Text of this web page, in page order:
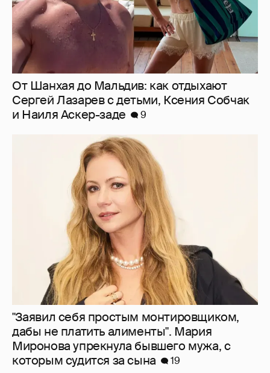
"Заявил себя простым монтировщиком,
дабы не платить алименты". Мария
Миронова упрекнула бывшего мужа, с
которым судится за сына
19